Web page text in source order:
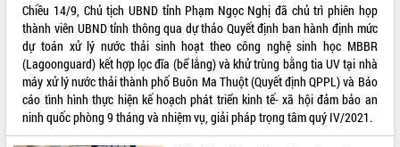
Quyết liệt tháo gỡ vướng mắc, đẩy
nhanh tiến độ các dự án trọng điểm
trong Khu kinh tế Nam Phú Yên
Hòn Yến phát triển du lịch gắn với bảo
tồn biển
Lấy ý kiến điều chỉnh Quy hoạch tỉnh
Đắk Lắk thời kỳ 2021-2030, tầm nhìn
Chiều 14/9, Chủ tịch UBND tỉnh Phạm Ngọc Nghị đã chủ trì phiên họp
thành viên UBND tỉnh thông qua dự thảo Quyết định ban hành định mức
dự toán xử lý nước thải sinh hoạt theo công nghệ sinh học MBBR
(Lagoonguard) kết hợp lọc đĩa (bể lắng) và khử trùng bằng tia UV tại nhà
máy xử lý nước thải thành phố Buôn Ma Thuột (Quyết định QPPL) và Báo
cáo tình hình thực hiện kế hoạch phát triển kinh tế- xã hội đảm bảo an
ninh quốc phòng 9 tháng và nhiệm vụ, giải pháp trọng tâm quý IV/2021.